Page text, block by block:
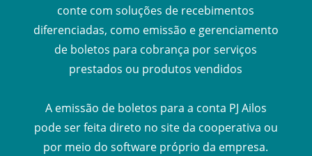
conte com soluções de recebimentos
diferenciadas, como emissão e gerenciamento
de boletos para cobrança por serviços
prestados ou produtos vendidos
A emissão de boletos para a conta PJ Ailos
pode ser feita direto no site da cooperativa ou
por meio do software próprio da empresa.